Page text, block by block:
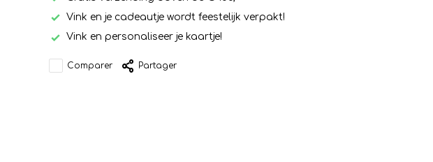
Vink en je cadeautje wordt feestelijk verpakt!
Vink en personaliseer je kaartje!
Comparer Partager